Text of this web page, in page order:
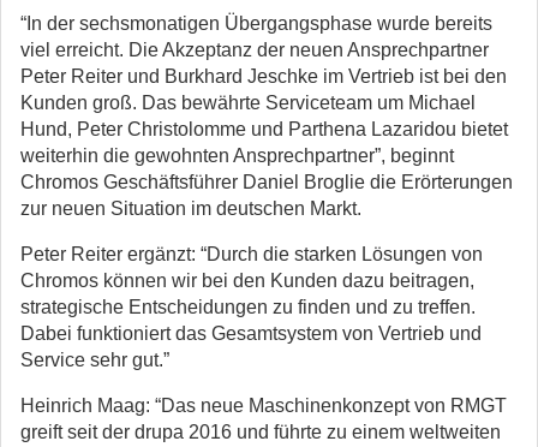
“In der sechsmonatigen Übergangsphase wurde bereits
viel erreicht. Die Akzeptanz der neuen Ansprechpartner
Peter Reiter und Burkhard Jeschke im Vertrieb ist bei den
Kunden groß. Das bewährte Serviceteam um Michael
Hund, Peter Christolomme und Parthena Lazaridou bietet
weiterhin die gewohnten Ansprechpartner”, beginnt
Chromos Geschäftsführer Daniel Broglie die Erörterungen
zur neuen Situation im deutschen Markt.
Peter Reiter ergänzt: “Durch die starken Lösungen von
Chromos können wir bei den Kunden dazu beitragen,
strategische Entscheidungen zu finden und zu treffen.
Dabei funktioniert das Gesamtsystem von Vertrieb und
Service sehr gut.”
Heinrich Maag: “Das neue Maschinenkonzept von RMGT
greift seit der drupa 2016 und führte zu einem weltweiten